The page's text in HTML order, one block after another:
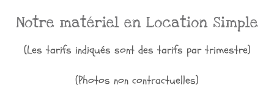
Notre matériel en Location Simple
(Les tarifs indiqués sont des tarifs par trimestre)
(Photos non contractuelles)